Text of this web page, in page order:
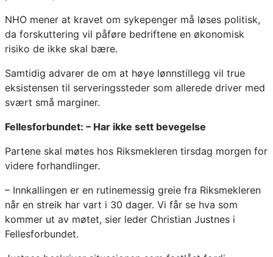
NHO mener at kravet om sykepenger må løses politisk,
da forskuttering vil påføre bedriftene en økonomisk
risiko de ikke skal bære.
Samtidig advarer de om at høye lønnstillegg vil true
eksistensen til serveringssteder som allerede driver med
svært små marginer.
Fellesforbundet: – Har ikke sett bevegelse
Partene skal møtes hos Riksmekleren tirsdag morgen for
videre forhandlinger.
– Innkallingen er en rutinemessig greie fra Riksmekleren
når en streik har vart i 30 dager. Vi får se hva som
kommer ut av møtet, sier leder Christian Justnes i
Fellesforbundet.